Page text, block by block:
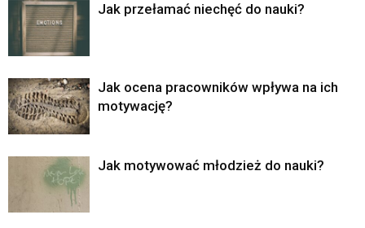
Jak przełamać niechęć do nauki?
Jak ocena pracowników wpływa na ich
motywację?
Jak motywować młodzież do nauki?